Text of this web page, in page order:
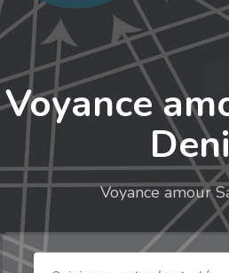
Voyance
Voyance amour